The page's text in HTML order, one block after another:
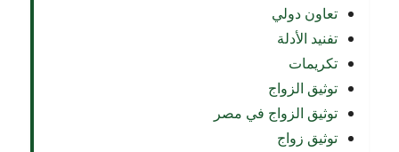
تعاون دولي
تفنيد الأدلة
تكريمات
توثيق الزواج
توثيق الزواج في مصر
توثيق زواج